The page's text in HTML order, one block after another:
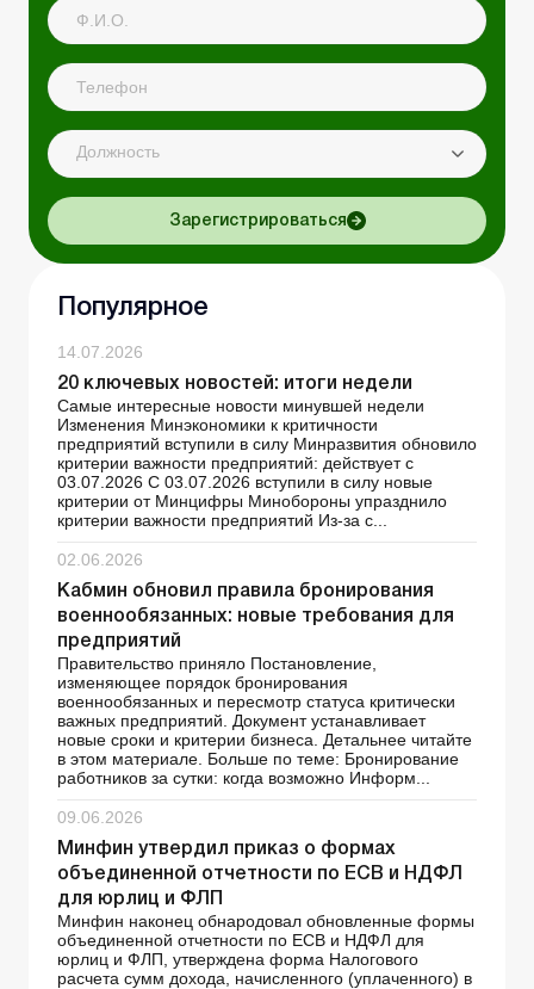
Должность
Зарегистрироваться
Популярное
14.07.2026
20 ключевых новостей: итоги недели
Самые интересные новости минувшей недели
Изменения Минэкономики к критичности
предприятий вступили в силу Минразвития обновило
критерии важности предприятий: действует с
03.07.2026 С 03.07.2026 вступили в силу новые
критерии от Минцифры Минобороны упразднило
критерии важности предприятий Из-за с...
02.06.2026
Кабмин обновил правила бронирования
военнообязанных: новые требования для
предприятий
Правительство приняло Постановление,
изменяющее порядок бронирования
военнообязанных и пересмотр статуса критически
важных предприятий. Документ устанавливает
новые сроки и критерии бизнеса. Детальнее читайте
в этом материале. Больше по теме: Бронирование
работников за сутки: когда возможно Информ...
09.06.2026
Минфин утвердил приказ о формах
объединенной отчетности по ЕСВ и НДФЛ
для юрлиц и ФЛП
Минфин наконец обнародовал обновленные формы
объединенной отчетности по ЕСВ и НДФЛ для
юрлиц и ФЛП, утверждена форма Налогового
расчета сумм дохода, начисленного (уплаченного) в